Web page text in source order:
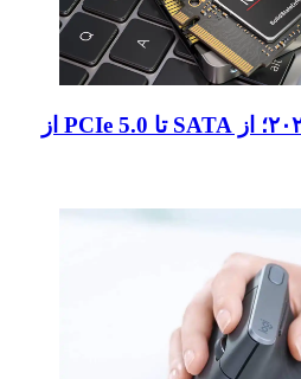
بهترین SSDها در سال ۲۰۲۶؛ از SATA تا PCIe 5.0 از